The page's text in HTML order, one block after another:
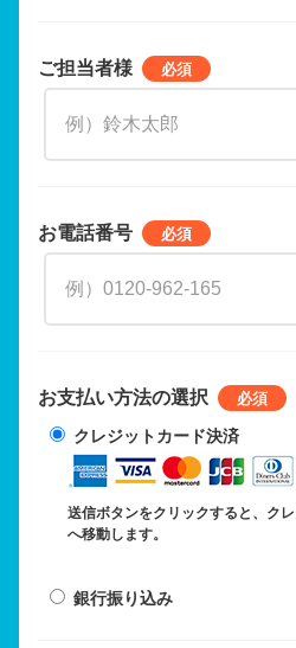
ご担当者様
お電話番号
お支払い方法の選択
クレジットカード決済
送信ボタンをクリックすると、ク
へ移動します。
銀行振り込み